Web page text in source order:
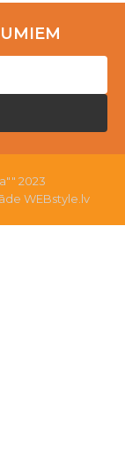
2023
WEBstyle.lv